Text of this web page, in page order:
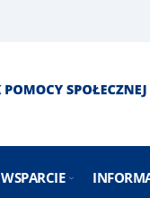
WSPARCIE